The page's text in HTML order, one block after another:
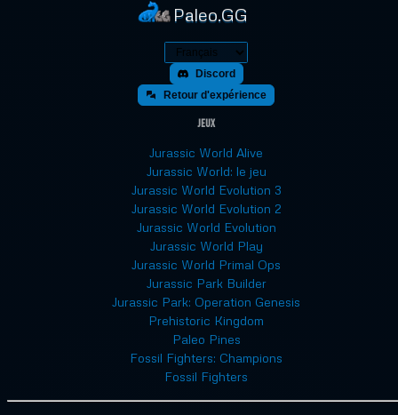
Paleo.GG
Discord
Retour d'expérience
Jeux
Jurassic World Alive
Jurassic World: le jeu
Jurassic World Evolution 3
Jurassic World Evolution 2
Jurassic World Evolution
Jurassic World Play
Jurassic World Primal Ops
Jurassic Park Builder
Jurassic Park: Operation Genesis
Prehistoric Kingdom
Paleo Pines
Fossil Fighters: Champions
Fossil Fighters